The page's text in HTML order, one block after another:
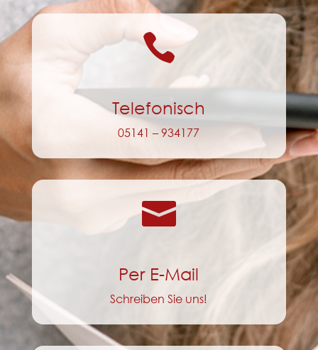

Telefonisch
05141 – 934177

Per E-Mail
Schreiben Sie uns!